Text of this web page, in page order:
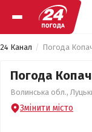
24 Канал Погода
Погода
Волинська обл.,
Змінити місто